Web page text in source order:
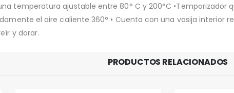
temperatura ajustable entre 80° C y 200°C •Temporizador
el aire caliente 360° • Cuenta con una vasija interior
y dorar.
PRODUCTOS RELACIONADOS